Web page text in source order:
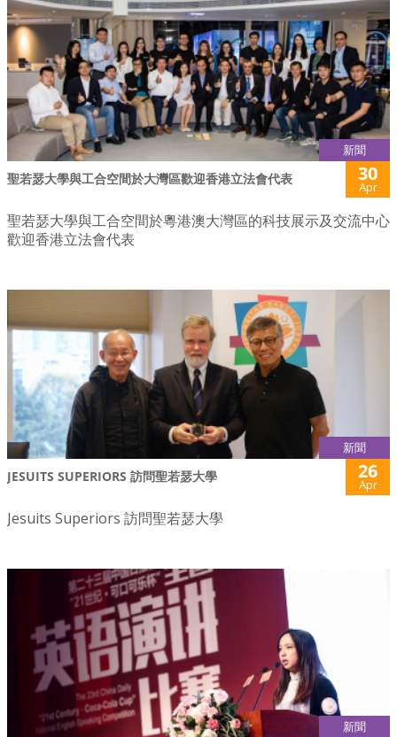
新聞
聖若瑟大學與工合空間於大灣區歡迎香港立法會代表 30
Apr
聖若瑟大學與工合空間於粵港澳大灣區的科技展示及交流中心
歡迎香港立法會代表
新聞
JESUITS SUPERIORS 訪問聖若瑟大學 26
Apr
Jesuits Superiors 訪問聖若瑟大學
新聞